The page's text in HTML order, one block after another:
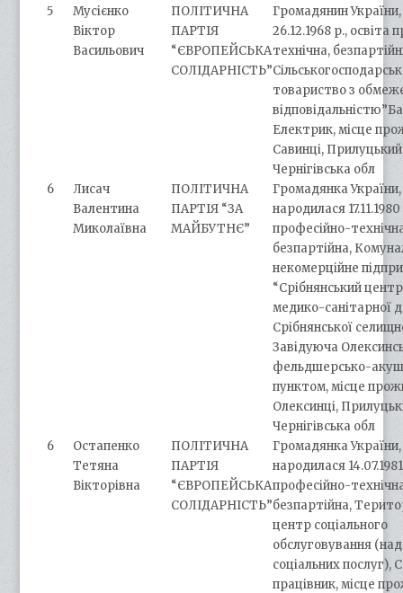
5
Мусієнко
Віктор
Васильович
ПОЛІТИЧНА
ПАРТІЯ
“ЄВРОПЕЙСЬКА
СОЛІДАРНІСТЬ”
Громадянин
26.12.1968 р., освіта
технічна,
товариство з
Електрик, місце
Савинці,
Чернігівська обл
6
Лисач
Валентина
Миколаївна
ПОЛІТИЧНА
ПАРТІЯ “ЗА
МАЙБУТНЄ”
Громадянка України,
народилася
професійно-
безпартійна,
некомерційне
“Cрібнянський
медико-санітарної
Срібнянської
Завідуюча
фельдшерсько-
пунктом, місце
Олексинці,
Чернігівська обл
6
Остапенко
Тетяна
Вікторівна
ПОЛІТИЧНА
ПАРТІЯ
“ЄВРОПЕЙСЬКА
СОЛІДАРНІСТЬ”
Громадянка України,
народилася
професійно-
безпартійна,
центр соціального
обслуговування
соціальних послуг),
працівник, місце